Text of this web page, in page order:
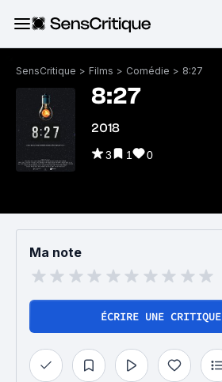
SensCritique > Films > Comédie > 8:27
8:27
2018
3 1 0
Ma note
ÉCRIRE UNE CRITIQUE